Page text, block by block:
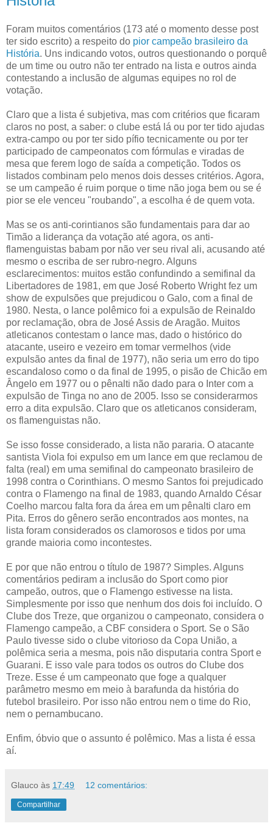
Foram muitos comentários (173 até o momento desse post
ter sido escrito) a respeito do pior campeão brasileiro da
História. Uns indicando votos, outros questionando o porquê
de um time ou outro não ter entrado na lista e outros ainda
contestando a inclusão de algumas equipes no rol de
votação.
Claro que a lista é subjetiva, mas com critérios que ficaram
claros no post, a saber: o clube está lá ou por ter tido ajudas
extra-campo ou por ter sido pífio tecnicamente ou por ter
participado de campeonatos com fórmulas e viradas de
mesa que ferem logo de saída a competição. Todos os
listados combinam pelo menos dois desses critérios. Agora,
se um campeão é ruim porque o time não joga bem ou se é
pior se ele venceu "roubando", a escolha é de quem vota.
Mas se os anti-corintianos são fundamentais para dar ao
Timão a liderança da votação até agora, os anti-
flamenguistas babam por não ver seu rival ali, acusando até
mesmo o escriba de ser rubro-negro. Alguns
esclarecimentos: muitos estão confundindo a semifinal da
Libertadores de 1981, em que José Roberto Wright fez um
show de expulsões que prejudicou o Galo, com a final de
1980. Nesta, o lance polêmico foi a expulsão de Reinaldo
por reclamação, obra de José Assis de Aragão. Muitos
atleticanos contestam o lance mas, dado o histórico do
atacante, useiro e vezeiro em tomar vermelhos (vide
expulsão antes da final de 1977), não seria um erro do tipo
escandaloso como o da final de 1995, o pisão de Chicão em
Ângelo em 1977 ou o pênalti não dado para o Inter com a
expulsão de Tinga no ano de 2005. Isso se considerarmos
erro a dita expulsão. Claro que os atleticanos consideram,
os flamenguistas não.
Se isso fosse considerado, a lista não pararia. O atacante
santista Viola foi expulso em um lance em que reclamou de
falta (real) em uma semifinal do campeonato brasileiro de
1998 contra o Corinthians. O mesmo Santos foi prejudicado
contra o Flamengo na final de 1983, quando Arnaldo César
Coelho marcou falta fora da área em um pênalti claro em
Pita. Erros do gênero serão encontrados aos montes, na
lista foram considerados os clamorosos e tidos por uma
grande maioria como incontestes.
E por que não entrou o título de 1987? Simples. Alguns
comentários pediram a inclusão do Sport como pior
campeão, outros, que o Flamengo estivesse na lista.
Simplesmente por isso que nenhum dos dois foi incluído. O
Clube dos Treze, que organizou o campeonato, considera o
Flamengo campeão, a CBF considera o Sport. Se o São
Paulo tivesse sido o clube vitorioso da Copa União, a
polêmica seria a mesma, pois não disputaria contra Sport e
Guarani. E isso vale para todos os outros do Clube dos
Treze. Esse é um campeonato que foge a qualquer
parâmetro mesmo em meio à barafunda da história do
futebol brasileiro. Por isso não entrou nem o time do Rio,
nem o pernambucano.
Enfim, óbvio que o assunto é polêmico. Mas a lista é essa
aí.
Glauco às 17:49 12 comentários:
Compartilhar